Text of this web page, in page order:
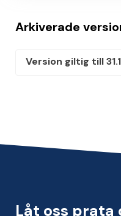
Arkiverade
Version giltig till
Låt oss prata